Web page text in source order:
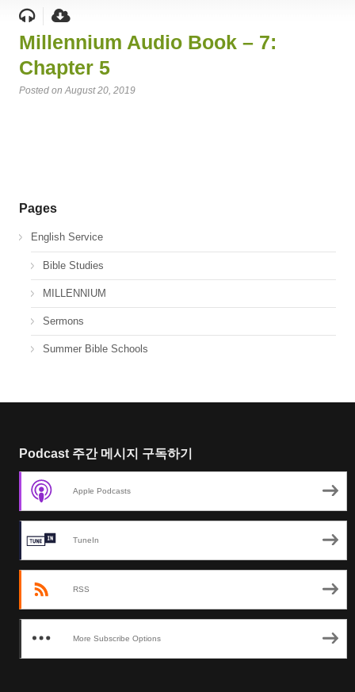
Millennium Audio Book – 7:
Chapter 5
Posted on August 20, 2019
Pages
English Service
Bible Studies
MILLENNIUM
Sermons
Summer Bible Schools
Podcast 주간 메시지 구독하기
Apple Podcasts
TuneIn
RSS
More Subscribe Options